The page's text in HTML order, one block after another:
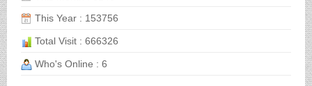
This Year : 153756
Total Visit : 666326
Who's Online : 6